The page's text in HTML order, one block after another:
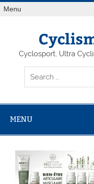
Menu
Cyclosport, Ultra
MENU